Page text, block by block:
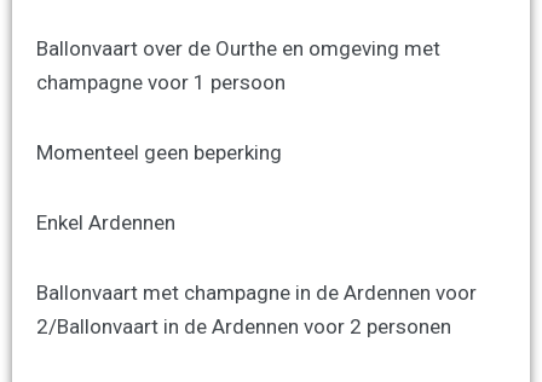
Ballonvaart over de Ourthe en omgeving met
champagne voor 1 persoon
Momenteel geen beperking
Enkel Ardennen
Ballonvaart met champagne in de Ardennen voor
2/Ballonvaart in de Ardennen voor 2 personen